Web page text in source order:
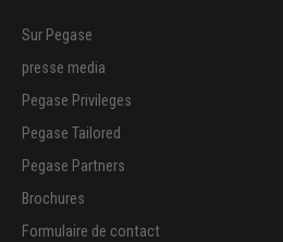
Sur Pegase
presse media
Pegase Privileges
Pegase Tailored
Pegase Partners
Brochures
Formulaire de contact